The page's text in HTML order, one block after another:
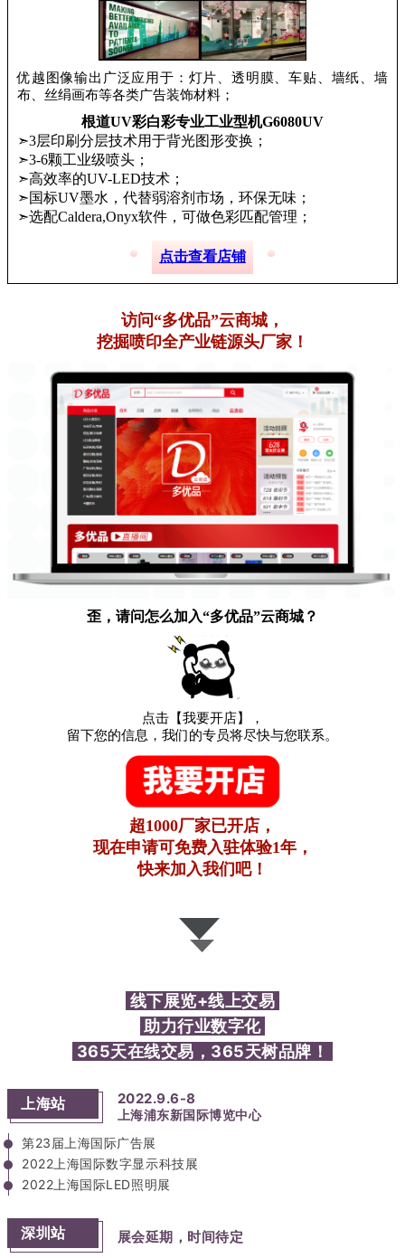
优越图像输出广泛应用于：灯片、透明膜、车贴、墙纸、墙
布、丝绢画布等各类广告装饰材料；
根道UV彩白彩专业工业型机G6080UV
➣3层印刷分层技术用于背光图形变换；
➣3-6颗工业级喷头；
➣高效率的UV-LED技术；
➣国标UV墨水，代替弱溶剂市场，环保无味；
➣选配Caldera,Onyx软件，可做色彩匹配管理；
点击查看店铺
访问“多优品”云商城，
挖掘喷印全产业链源头厂家！
歪，请问怎么加入“多优品”云商城？
点击【我要开店】，
留下您的信息，我们的专员将尽快与您联系。
超1000厂家已开店，
现在申请可免费入驻体验1年，
快来加入我们吧！
线下展览+线上交易
助力行业数字化
365天在线交易 ， 365天树品牌 ！
上海站 2022.9.6-8
上海浦东新国 际博览中心
第23届上海国 际广告展
2022上海国 际数字显示科技展
2022上海国际LED照明展
深圳站 展会延期 ， 时间待定